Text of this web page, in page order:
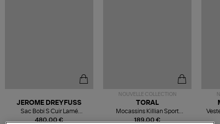
480,00 €
JEROME DREYFUSS
Sac Bobi S Cuir Lamé
Champagne
NOUVELLE COLLECTION
189,00 €
TORAL
Mocassins Killian Sport
Mousse